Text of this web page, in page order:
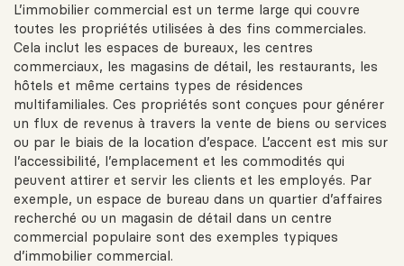
L’immobilier commercial est un terme large qui couvre
toutes les propriétés utilisées à des fins commerciales.
Cela inclut les espaces de bureaux, les centres
commerciaux, les magasins de détail, les restaurants, les
hôtels et même certains types de résidences
multifamiliales. Ces propriétés sont conçues pour générer
un flux de revenus à travers la vente de biens ou services
ou par le biais de la location d’espace. L’accent est mis sur
l’accessibilité, l’emplacement et les commodités qui
peuvent attirer et servir les clients et les employés. Par
exemple, un espace de bureau dans un quartier d’affaires
recherché ou un magasin de détail dans un centre
commercial populaire sont des exemples typiques
d’immobilier commercial.